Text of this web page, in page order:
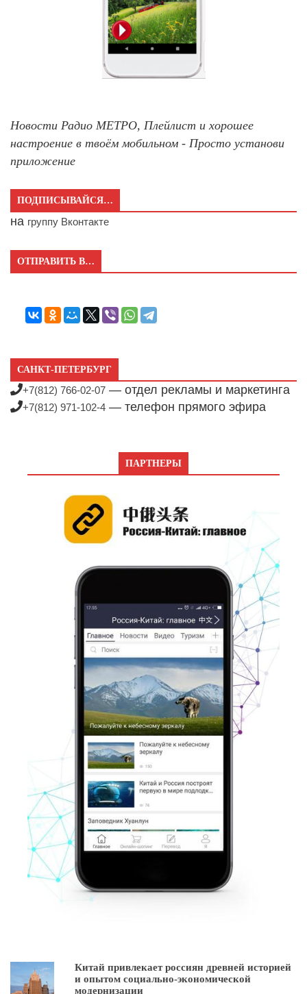
Новости Радио МЕТРО, Плейлист и хорошее
настроение в твоём мобильном - Просто установи
приложение
ПОДПИСЫВАЙСЯ…
на группу Вконтакте
ОТПРАВИТЬ В…
САНКТ-ПЕТЕРБУРГ
+7(812) 766-02-07 — отдел рекламы и маркетинга
+7(812) 971-102-4 — телефон прямого эфира
ПАРТНЕРЫ
Китай привлекает россиян древней историей
и опытом социально-экономической
модернизации